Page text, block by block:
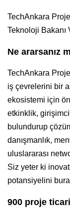
TechAnkara Proje
Teknoloji Bakanı
Ne ararsanız
TechAnkara Proje
iş çevrelerini bir
ekosistemi için
etkinklik,
bulundurup
danışmanlık,
uluslararası
Siz yeter ki
potansiyelini
900 proje